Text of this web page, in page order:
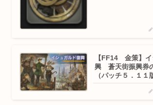
【FF14 金策】
興 蒼天街振興券
（パッチ５．１１